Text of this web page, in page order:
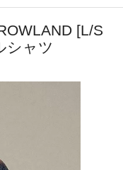
[L/S
シャツ